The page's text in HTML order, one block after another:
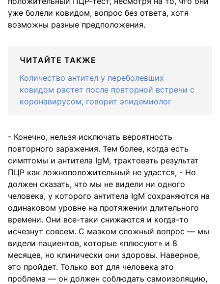
уже болели ковидом, вопрос без ответа, хотя
возможны разные предположения.
ЧИТАЙТЕ ТАКЖЕ
Количество антител у переболевших
ковидом растет после повторной встречи с
коронавирусом, говорит эпидемиолог
- Конечно, нельзя исключать вероятность
повторного заражения. Тем более, когда есть
симптомы и антитела IgM, трактовать результат
ПЦР как ложноположительный не удастся, - Но
должен сказать, что мы не видели ни одного
человека, у которого антитела IgM сохраняются на
одинаковом уровне на протяжении длительного
времени. Они все-таки снижаются и когда-то
исчезнут совсем. С мазком сложный вопрос — мы
видели пациентов, которые «плюсуют» и 8
месяцев, но клинически они здоровы. Наверное,
это пройдет. Только вот для человека это
проблема — он должен соблюдать самоизоляцию,